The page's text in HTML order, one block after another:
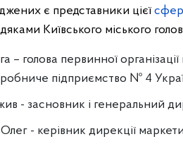
є представники цієї
Київського міського
– голова первинної
підприємство № 4
- засновник і генеральний
- керівник дирекції